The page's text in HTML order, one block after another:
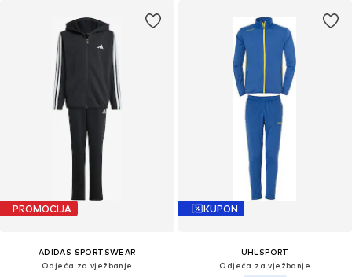
PROMOCIJA
ADIDAS SPORTSWEAR
Odjeća za vježbanje
KUPON
UHLSPORT
Odjeća za vježbanje